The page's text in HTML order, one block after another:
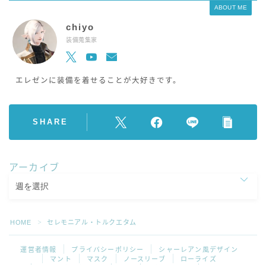
ABOUT ME
chiyo
装備蒐集家
エレゼンに装備を着せることが大好きです。
SHARE
アーカイブ
HOME ＞ セレモニアル・トルクエタム
運営者情報 プライバシーポリシー
シャーレアン風デザイン
マント
マスク ノースリーブ ローライズ